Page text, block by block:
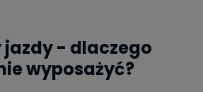
jazdy - dlaczego
wyposażyć?